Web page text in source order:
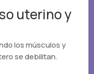
uterino y
los músculos y
se debilitan.